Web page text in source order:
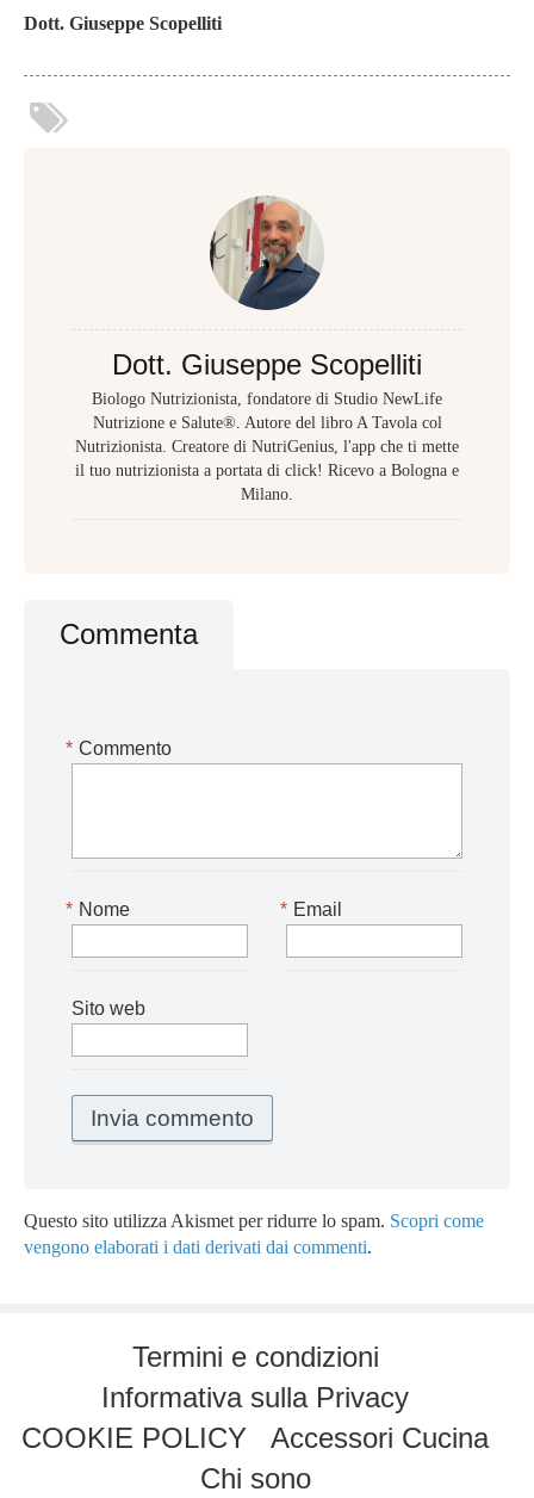
Dott. Giuseppe Scopelliti
Dott. Giuseppe Scopelliti
Biologo Nutrizionista, fondatore di Studio NewLife
Nutrizione e Salute®. Autore del libro A Tavola col
Nutrizionista. Creatore di NutriGenius, l'app che ti mette
il tuo nutrizionista a portata di click! Ricevo a Bologna e
Milano.
Commenta
Commento
*
Nome
* Email
*
Sito web
Questo sito utilizza Akismet per ridurre lo spam. Scopri come
vengono elaborati i dati derivati dai commenti.
Termini e condizioni
Informativa sulla Privacy
COOKIE POLICY
Accessori Cucina
Chi sono